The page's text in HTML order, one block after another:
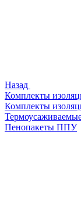
Назад
Комплекты
Комплекты
Пенопакеты ППУ